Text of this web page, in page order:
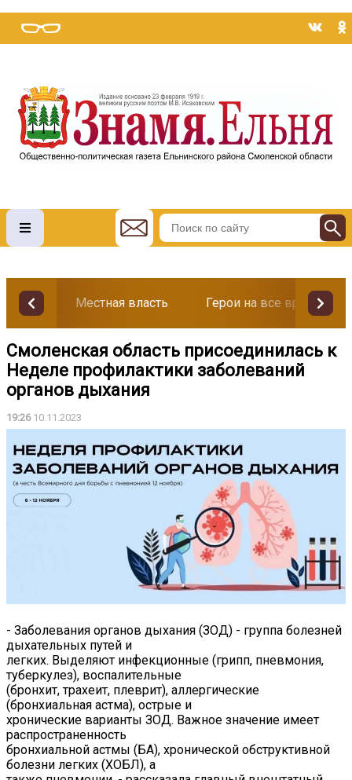
Местная власть Герои на все времена
Смоленская область присоединилась к
Неделе профилактики заболеваний
органов дыхания
19:2610.11.2023
- Заболевания органов дыхания (ЗОД) - группа болезней
дыхательных путей и
легких. Выделяют инфекционные (грипп, пневмония,
туберкулез), воспалительные
(бронхит, трахеит, плеврит), аллергические
(бронхиальная астма), острые и
хронические варианты ЗОД. Важное значение имеет
распространенность
бронхиальной астмы (БА), хронической обструктивной
болезни легких (ХОБЛ), а